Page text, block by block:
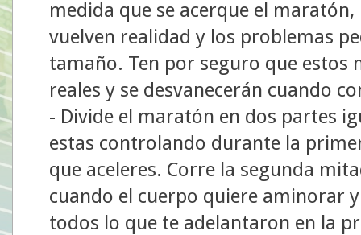
medida que se acerque el
vuelven realidad y los problemas
tamaño. Ten por seguro que estos
reales y se desvanecerán cuando
- Divide el maratón en dos partes
estas controlando durante la
que aceleres. Corre la segunda
cuando el cuerpo quiere aminorar
todos lo que te adelantaron en la